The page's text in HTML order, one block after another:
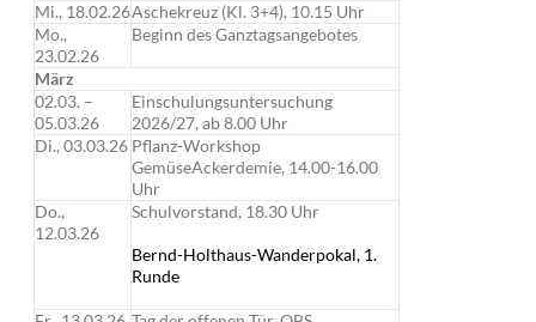
Mi., 18.02.26Aschekreuz (Kl. 3+4), 10.15 Uhr
Mo.,
23.02.26
Beginn des Ganztagsangebotes
März
02.03. –
05.03.26
Einschulungsuntersuchung
2026/27, ab 8.00 Uhr
Di., 03.03.26 Pflanz-Workshop
GemüseAckerdemie, 14.00-16.00
Uhr
Do.,
12.03.26
Schulvorstand, 18.30 Uhr
Bernd-Holthaus-Wanderpokal, 1.
Runde